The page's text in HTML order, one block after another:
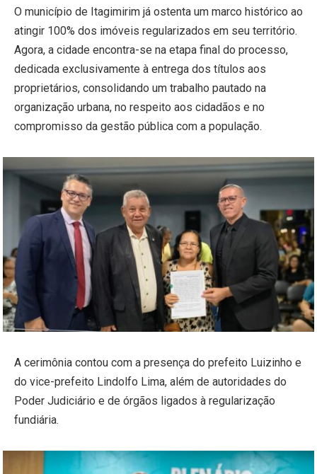
O município de Itagimirim já ostenta um marco histórico ao
atingir 100% dos imóveis regularizados em seu território.
Agora, a cidade encontra-se na etapa final do processo,
dedicada exclusivamente à entrega dos títulos aos
proprietários, consolidando um trabalho pautado na
organização urbana, no respeito aos cidadãos e no
compromisso da gestão pública com a população.
A cerimônia contou com a presença do prefeito Luizinho e
do vice-prefeito Lindolfo Lima, além de autoridades do
Poder Judiciário e de órgãos ligados à regularização
fundiária.